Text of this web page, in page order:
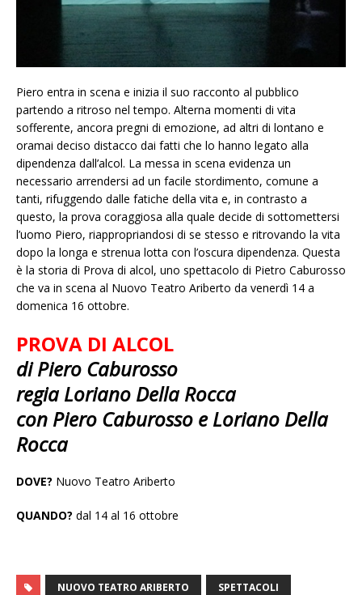
Piero entra in scena e inizia il suo racconto al pubblico
partendo a ritroso nel tempo. Alterna momenti di vita
sofferente, ancora pregni di emozione, ad altri di lontano e
oramai deciso distacco dai fatti che lo hanno legato alla
dipendenza dall’alcol. La messa in scena evidenza un
necessario arrendersi ad un facile stordimento, comune a
tanti, rifuggendo dalle fatiche della vita e, in contrasto a
questo, la prova coraggiosa alla quale decide di sottomettersi
l’uomo Piero, riappropriandosi di se stesso e ritrovando la vita
dopo la longa e strenua lotta con l’oscura dipendenza. Questa
è la storia di Prova di alcol, uno spettacolo di Pietro Caburosso
che va in scena al Nuovo Teatro Ariberto da venerdì 14 a
domenica 16 ottobre.
PROVA DI ALCOL
di Piero Caburosso
regia Loriano Della Rocca
con Piero Caburosso e Loriano Della
Rocca
DOVE? Nuovo Teatro Ariberto
QUANDO? dal 14 al 16 ottobre
NUOVO TEATRO ARIBERTO SPETTACOLI